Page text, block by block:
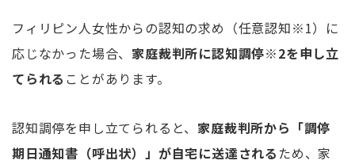
フィリピン人女性からの認知の求め（任意認知※1）に
応じなかった場合、 家庭裁判所に認知調停※2を申し立
てられる ことがあります。
認知調停を申し立てられると、 家庭裁判所から「調停
期日通知書（呼出状）」が自宅に送達される ため、家